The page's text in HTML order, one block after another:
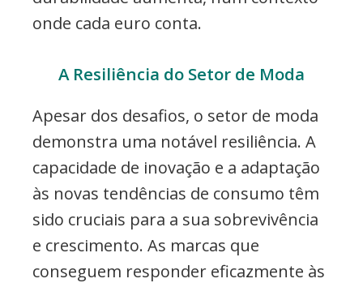
onde cada euro conta.
A Resiliência do Setor de Moda
Apesar dos desafios, o setor de moda
demonstra uma notável resiliência. A
capacidade de inovação e a adaptação
às novas tendências de consumo têm
sido cruciais para a sua sobrevivência
e crescimento. As marcas que
conseguem responder eficazmente às